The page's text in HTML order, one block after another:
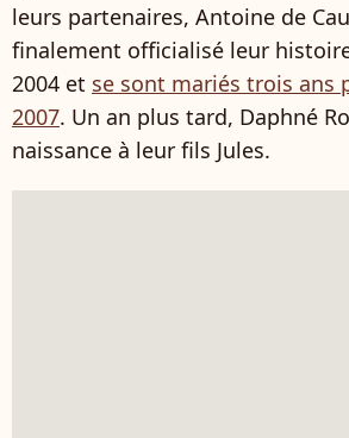
leurs partenaires, Antoine de
finalement officialisé leur
2004 et se sont mariés trois ans
2007. Un an plus tard, Daphné
naissance à leur fils Jules.